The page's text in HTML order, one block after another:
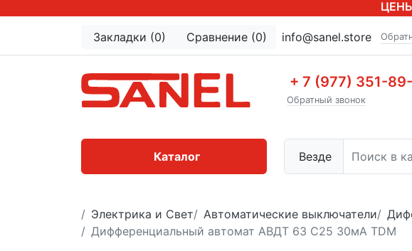
Закладки (0) Сравнение (0) info@sanel.store
+ 7 (977) 351-
Обратный звонок
Везде
Каталог
Электрика и Свет Автоматические выключатели
Дифференциальный автомат АВДТ 63 C25 30мА TDM